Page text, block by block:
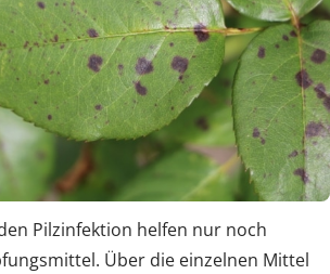
Pilzinfektion helfen nur noch
Über die einzelnen Mittel